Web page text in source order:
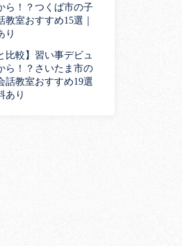
ら！？つくば市の子
教室おすすめ15選｜
り
比較】習い事デビュ
ら！？さいたま市の
話教室おすすめ19選
あり